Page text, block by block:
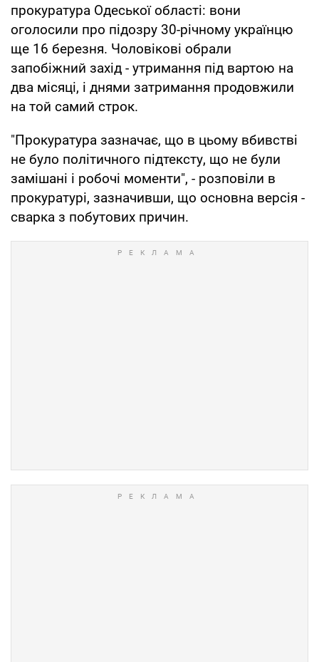
прокуратура Одеської області: вони
оголосили про підозру 30-річному українцю
ще 16 березня. Чоловікові обрали
запобіжний захід - утримання під вартою на
два місяці, і днями затримання продовжили
на той самий строк.
"Прокуратура зазначає, що в цьому вбивстві
не було політичного підтексту, що не були
замішані і робочі моменти", - розповіли в
прокуратурі, зазначивши, що основна версія -
сварка з побутових причин.